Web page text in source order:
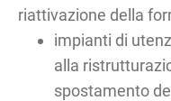
riattivazione della
impianti di
alla
spostamento